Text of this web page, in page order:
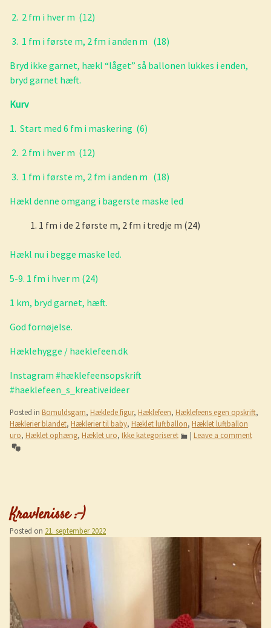
2. 2 fm i hver m (12)
3. 1 fm i første m, 2 fm i anden m (18)
Bryd ikke garnet, hækl “låget” så ballonen lukkes i enden,
bryd garnet hæft.
Kurv
1. Start med 6 fm i maskering (6)
2. 2 fm i hver m (12)
3. 1 fm i første m, 2 fm i anden m (18)
Hækl denne omgang i bagerste maske led
1 fm i de 2 første m, 2 fm i tredje m (24)
Hækl nu i begge maske led.
5-9. 1 fm i hver m (24)
1 km, bryd garnet, hæft.
God fornøjelse.
Hæklehygge / haeklefeen.dk
Instagram #hæklefeensopskrift
#haeklefeen_s_kreativeideer
Posted in Bomuldsgarn, Hæklede figur, Hæklefeen, Hæklefeens egen opskrift,
Hæklerier blandet, Hæklerier til baby, Hæklet luftballon, Hæklet luftballon
uro, Hæklet ophæng, Hæklet uro, Ikke kategoriseret | Leave a comment
Kravlenisse :-)
Posted on 21. september 2022